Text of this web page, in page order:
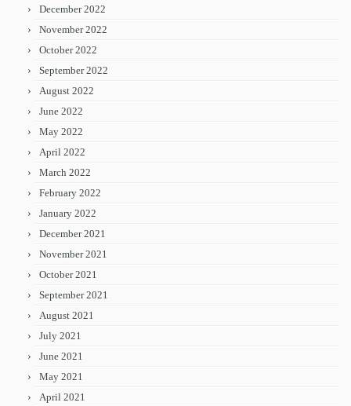
December 2022
November 2022
October 2022
September 2022
August 2022
June 2022
May 2022
April 2022
March 2022
February 2022
January 2022
December 2021
November 2021
October 2021
September 2021
August 2021
July 2021
June 2021
May 2021
April 2021